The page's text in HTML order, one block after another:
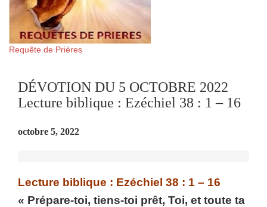
Requête de Prières
DÉVOTION DU 5 OCTOBRE 2022
Lecture biblique : Ezéchiel 38 : 1 – 16
octobre 5, 2022
Lecture biblique : Ezéchiel 38 : 1 – 16
« Prépare-toi, tiens-toi prêt, Toi, et toute ta